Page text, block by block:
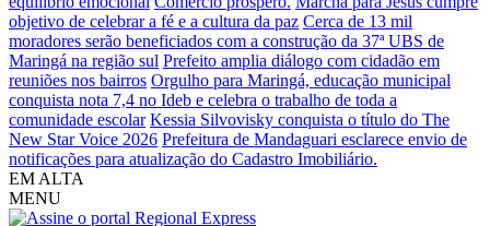
objetivo de celebrar a fé e a cultura da paz Cerca de 13 mil
moradores serão beneficiados com a construção da 37ª UBS de
Maringá na região sul Prefeito amplia diálogo com cidadão em
reuniões nos bairros Orgulho para Maringá, educação municipal
conquista nota 7,4 no Ideb e celebra o trabalho de toda a
comunidade escolar Kessia Silvovisky conquista o título do The
New Star Voice 2026 Prefeitura de Mandaguari esclarece envio de
notificações para atualização do Cadastro Imobiliário.
EM ALTA
MENU